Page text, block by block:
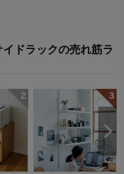
ドラックの売れ筋ラ